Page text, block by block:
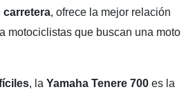
carretera, ofrece la mejor relación
motociclistas que buscan una moto
, la Yamaha Tenere 700 es la